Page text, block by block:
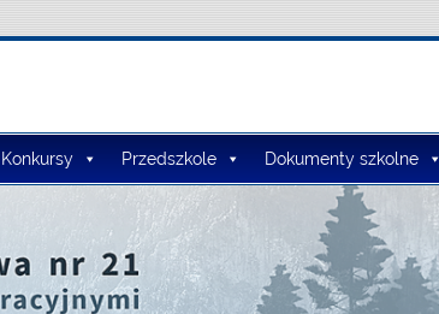
Konkursy Przedszkole Dokumenty szkolne